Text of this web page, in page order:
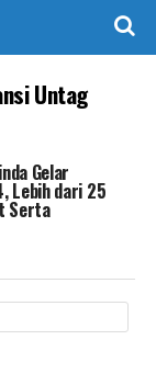
Untag
Gelar
Lebih dari 25
Serta